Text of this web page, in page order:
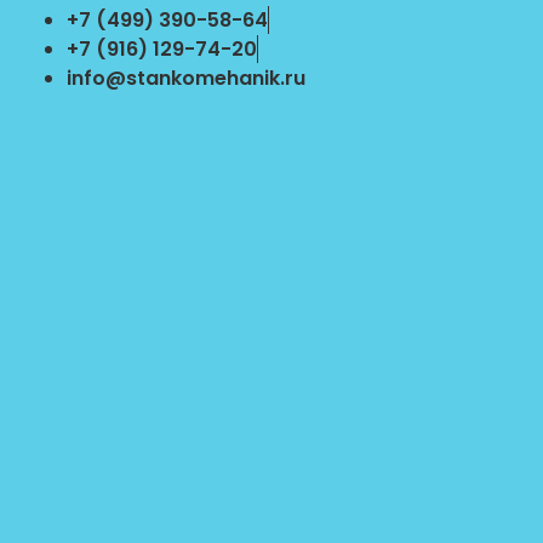
Перейти
содержимому
+7 (499) 390-58-64
+7 (916) 129-74-20
info@stankomehanik.ru